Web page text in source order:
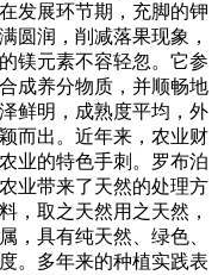
发展环节期，充脚的钾
圆润，削减落果现象，
镁元素不容轻忽。它参
成养分物质，并顺畅地
鲜明，成熟度平均，外
而出。近年来，农业财
业的特色手刺。罗布泊
业带来了天然的处理方
，取之天然用之天然，
，具有纯天然、绿色、
。多年来的种植实践表